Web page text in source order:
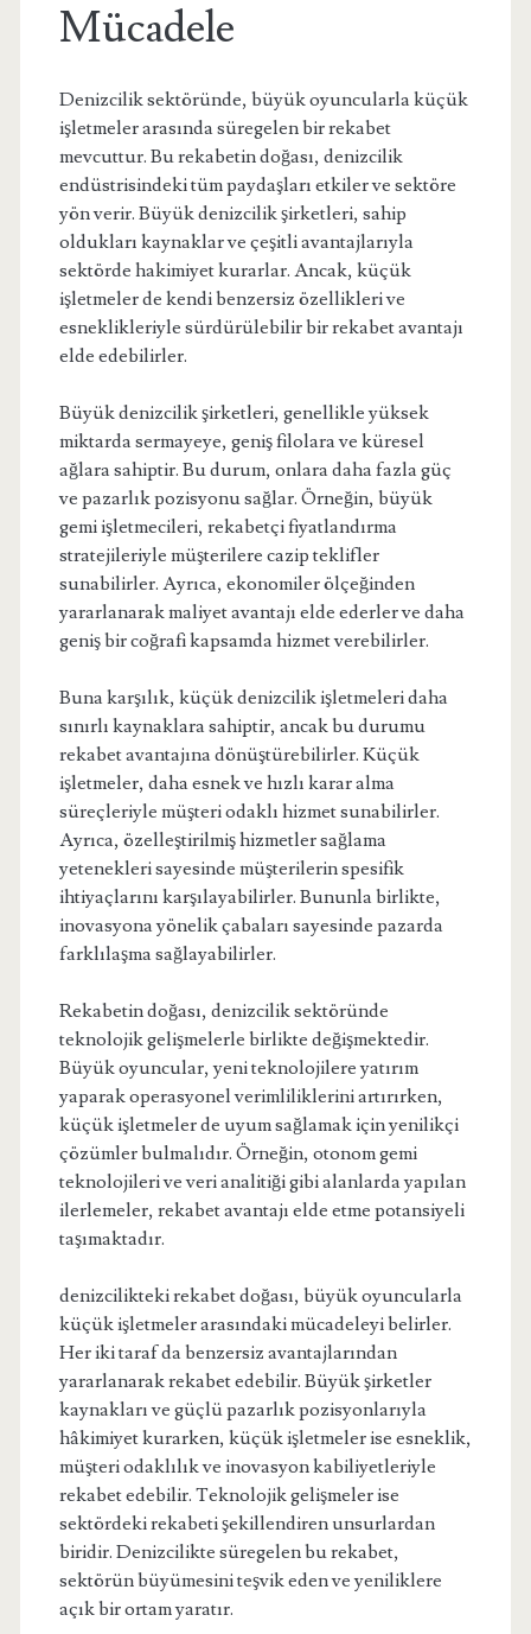
Mücadele
Denizcilik sektöründe, büyük oyuncularla küçük
işletmeler arasında süregelen bir rekabet
mevcuttur. Bu rekabetin doğası, denizcilik
endüstrisindeki tüm paydaşları etkiler ve sektöre
yön verir. Büyük denizcilik şirketleri, sahip
oldukları kaynaklar ve çeşitli avantajlarıyla
sektörde hakimiyet kurarlar. Ancak, küçük
işletmeler de kendi benzersiz özellikleri ve
esneklikleriyle sürdürülebilir bir rekabet avantajı
elde edebilirler.
Büyük denizcilik şirketleri, genellikle yüksek
miktarda sermayeye, geniş filolara ve küresel
ağlara sahiptir. Bu durum, onlara daha fazla güç
ve pazarlık pozisyonu sağlar. Örneğin, büyük
gemi işletmecileri, rekabetçi fiyatlandırma
stratejileriyle müşterilere cazip teklifler
sunabilirler. Ayrıca, ekonomiler ölçeğinden
yararlanarak maliyet avantajı elde ederler ve daha
geniş bir coğrafi kapsamda hizmet verebilirler.
Buna karşılık, küçük denizcilik işletmeleri daha
sınırlı kaynaklara sahiptir, ancak bu durumu
rekabet avantajına dönüştürebilirler. Küçük
işletmeler, daha esnek ve hızlı karar alma
süreçleriyle müşteri odaklı hizmet sunabilirler.
Ayrıca, özelleştirilmiş hizmetler sağlama
yetenekleri sayesinde müşterilerin spesifik
ihtiyaçlarını karşılayabilirler. Bununla birlikte,
inovasyona yönelik çabaları sayesinde pazarda
farklılaşma sağlayabilirler.
Rekabetin doğası, denizcilik sektöründe
teknolojik gelişmelerle birlikte değişmektedir.
Büyük oyuncular, yeni teknolojilere yatırım
yaparak operasyonel verimliliklerini artırırken,
küçük işletmeler de uyum sağlamak için yenilikçi
çözümler bulmalıdır. Örneğin, otonom gemi
teknolojileri ve veri analitiği gibi alanlarda yapılan
ilerlemeler, rekabet avantajı elde etme potansiyeli
taşımaktadır.
denizcilikteki rekabet doğası, büyük oyuncularla
küçük işletmeler arasındaki mücadeleyi belirler.
Her iki taraf da benzersiz avantajlarından
yararlanarak rekabet edebilir. Büyük şirketler
kaynakları ve güçlü pazarlık pozisyonlarıyla
hâkimiyet kurarken, küçük işletmeler ise esneklik,
müşteri odaklılık ve inovasyon kabiliyetleriyle
rekabet edebilir. Teknolojik gelişmeler ise
sektördeki rekabeti şekillendiren unsurlardan
biridir. Denizcilikte süregelen bu rekabet,
sektörün büyümesini teşvik eden ve yeniliklere
açık bir ortam yaratır.